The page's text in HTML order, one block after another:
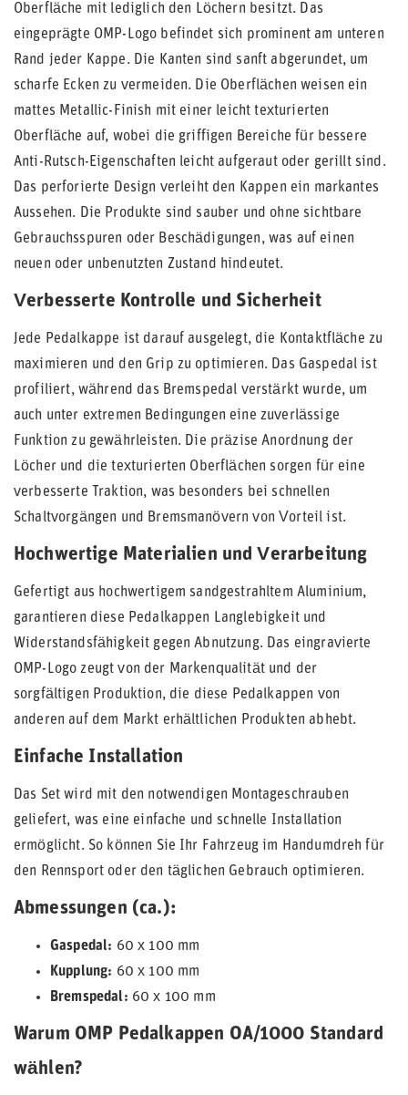
Oberfläche mit lediglich den Löchern besitzt. Das
eingeprägte OMP-Logo befindet sich prominent am unteren
Rand jeder Kappe. Die Kanten sind sanft abgerundet, um
scharfe Ecken zu vermeiden. Die Oberflächen weisen ein
mattes Metallic-Finish mit einer leicht texturierten
Oberfläche auf, wobei die griffigen Bereiche für bessere
Anti-Rutsch-Eigenschaften leicht aufgeraut oder gerillt sind.
Das perforierte Design verleiht den Kappen ein markantes
Aussehen. Die Produkte sind sauber und ohne sichtbare
Gebrauchsspuren oder Beschädigungen, was auf einen
neuen oder unbenutzten Zustand hindeutet.
Verbesserte Kontrolle und Sicherheit
Jede Pedalkappe ist darauf ausgelegt, die Kontaktfläche zu
maximieren und den Grip zu optimieren. Das Gaspedal ist
profiliert, während das Bremspedal verstärkt wurde, um
auch unter extremen Bedingungen eine zuverlässige
Funktion zu gewährleisten. Die präzise Anordnung der
Löcher und die texturierten Oberflächen sorgen für eine
verbesserte Traktion, was besonders bei schnellen
Schaltvorgängen und Bremsmanövern von Vorteil ist.
Hochwertige Materialien und Verarbeitung
Gefertigt aus hochwertigem sandgestrahltem Aluminium,
garantieren diese Pedalkappen Langlebigkeit und
Widerstandsfähigkeit gegen Abnutzung. Das eingravierte
OMP-Logo zeugt von der Markenqualität und der
sorgfältigen Produktion, die diese Pedalkappen von
anderen auf dem Markt erhältlichen Produkten abhebt.
Einfache Installation
Das Set wird mit den notwendigen Montageschrauben
geliefert, was eine einfache und schnelle Installation
ermöglicht. So können Sie Ihr Fahrzeug im Handumdreh für
den Rennsport oder den täglichen Gebrauch optimieren.
Abmessungen (ca.):
Gaspedal: 60 x 100 mm
Kupplung: 60 x 100 mm
Bremspedal: 60 x 100 mm
Warum OMP Pedalkappen OA/1000 Standard
wählen?